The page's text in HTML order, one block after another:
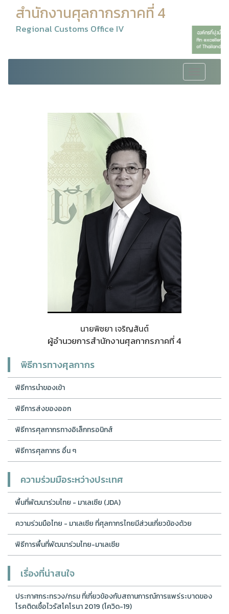
สำนักงานศุลกากรภาคที่ 4
Regional Customs Office IV
navigation
นายพิชยา เจริญสันต์
ผู้อำนวยการสำนักงานศุลกากรภาคที่ 4
พิธีการทางศุลกากร
พิธีการนำของเข้า
พิธีการส่งของออก
พิธีการศุลกากรทางอิเล็กทรอนิกส์
พิธีการศุลกากร อื่น ๆ
ความร่วมมือระหว่างประเทศ
พื้นที่พัฒนาร่วมไทย - มาเลเซีย (JDA)
ความร่วมมือไทย - มาเลเซีย ที่ศุลกากรไทยมีส่วนเกี่ยวข้องด้วย
พิธีการพื้นที่พัฒนาร่วมไทย-มาเลเซีย
เรื่องที่น่าสนใจ
ประกาศกระทรวง/กรม ที่เกี่ยวข้องกับสถานการณ์การแพร่ระบาดของ
โรคติดเชื้อไวรัสโคโรนา 2019 (โควิด-19)